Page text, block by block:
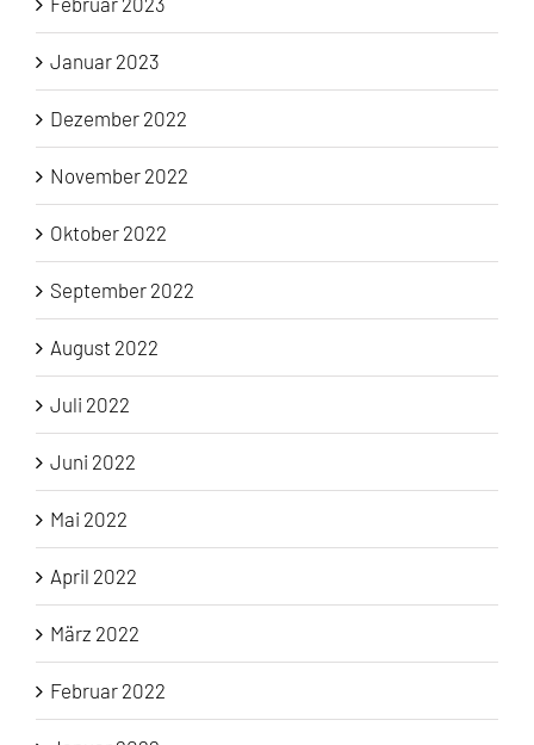
Januar 2023
Dezember 2022
November 2022
Oktober 2022
September 2022
August 2022
Juli 2022
Juni 2022
Mai 2022
April 2022
März 2022
Februar 2022